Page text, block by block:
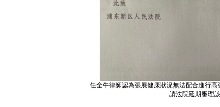
任全牛律師認為張展健康狀況無法配合進行
請法院延期審理